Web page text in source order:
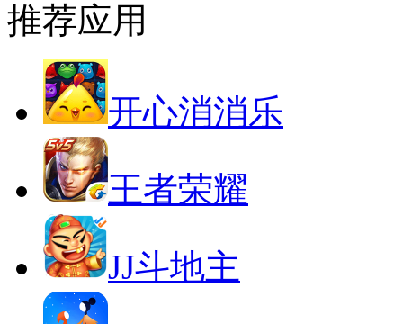
推荐应用
开心消消乐
王者荣耀
JJ斗地主